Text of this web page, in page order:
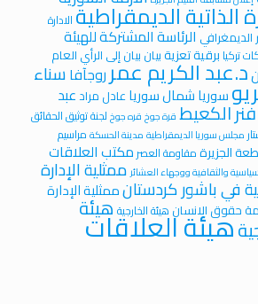
الذاتية الديمقراطيةالادارة
الديمغرافي الرئاسة المشتركة للهيئة
تركيا برقية تعزيةبيان بيان إلى الرأي العامد.عبد الكريم عمرروجآفاسناء
سورياشمال سورياعادل مرادعبد
فنر الكعيط قرة جوخ قره جوخ لجنة توثيق الحقائق
مجلس سوريا الديمقراطية مدينة الحسكة مراسيم
الجزيرةمقاومة العصرمكتب العلاقات
والثقافية ووجهاء العشائر ممثلية الإدارة
في باشور كردستانممثلية الإدارة
حقوق الانسان هيئة الخارجية هيئة
هيئة العلاقات